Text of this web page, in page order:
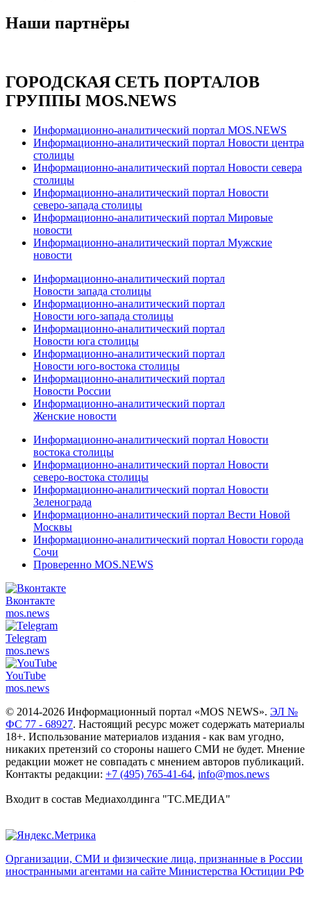
Наши партнёры
ГОРОДСКАЯ СЕТЬ ПОРТАЛОВ
ГРУППЫ MOS.NEWS
Информационно-аналитический портал MOS.NEWS
Информационно-аналитический портал Новости центра
столицы
Информационно-аналитический портал Новости севера
столицы
Информационно-аналитический портал Новости
северо-запада столицы
Информационно-аналитический портал Мировые
новости
Информационно-аналитический портал Мужские
новости
Информационно-аналитический портал
Новости запада столицы
Информационно-аналитический портал
Новости юго-запада столицы
Информационно-аналитический портал
Новости юга столицы
Информационно-аналитический портал
Новости юго-востока столицы
Информационно-аналитический портал
Новости России
Информационно-аналитический портал
Женские новости
Информационно-аналитический портал Новости
востока столицы
Информационно-аналитический портал Новости
северо-востока столицы
Информационно-аналитический портал Новости
Зеленограда
Информационно-аналитический портал Вести Новой
Москвы
Информационно-аналитический портал Новости города
Сочи
Проверенно MOS.NEWS
Вконтакте
mos.news
Telegram
mos.news
YouTube
mos.news
© 2014-2026 Информационный портал «MOS NEWS». ЭЛ №
ФС 77 - 68927. Настоящий ресурс может содержать материалы
18+. Использование материалов издания - как вам угодно,
никаких претензий со стороны нашего СМИ не будет. Мнение
редакции может не совпадать с мнением авторов публикаций.
Контакты редакции: +7 (495) 765-41-64, info@mos.news
Входит в состав Медиахолдинга "ТС.МЕДИА"
Организации, СМИ и физические лица, признанные в России
иностранными агентами на сайте Министерства Юстиции РФ